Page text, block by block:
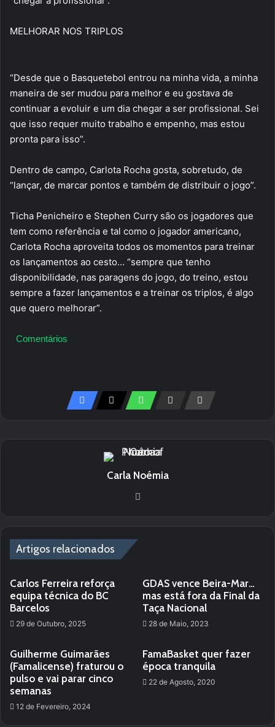
MELHORAR NOS TRIPLOS
“Desde que o Basquetebol entrou na minha vida, a minha
maneira de ser mudou para melhor e eu gostava de
continuar a evoluir e um dia chegar a ser profissional. Sei
que isso requer muito trabalho e empenho, mas estou
pronta para isso”.
Dentro de campo, Carlota Rocha gosta, sobretudo, de
“lançar, de marcar pontos e também de distribuir o jogo”.
Ticha Penicheiro e Stephen Curry são os jogadores que
tem como referência e tal como o jogador americano,
Carlota Rocha aproveita todos os momentos para treinar
os lançamentos ao cesto… “sempre que tenho
disponibilidade, nas paragens do jogo, do treino, estou
sempre a fazer lançamentos e a treinar os triplos, é algo
que quero melhorar”.
Comentários
Carla Noémia
Artigos relacionados
Carlos Ferreira reforça
equipa técnica do BC
Barcelos
29 de Outubro, 2025
GDAS vence Beira-Mar…
mas está fora da Final da
Taça Nacional
28 de Maio, 2023
Guilherme Guimarães
(Famalicense) fraturou o
pulso e vai parar cinco
semanas
12 de Fevereiro, 2024
FamaBasket quer fazer
época tranquila
22 de Agosto, 2020